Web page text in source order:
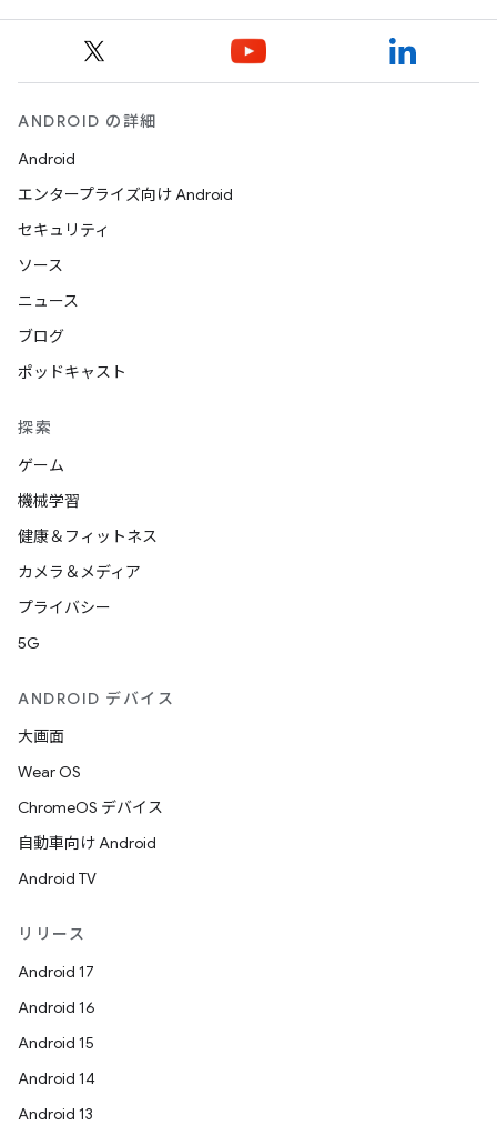
ANDROID の詳細
Android
エンタープライズ向け Android
セキュリティ
ソース
ニュース
ブログ
ポッドキャスト
探索
ゲーム
機械学習
健康＆フィットネス
カメラ＆メディア
プライバシー
5G
ANDROID デバイス
大画面
Wear OS
ChromeOS デバイス
自動車向け Android
Android TV
リリース
Android 17
Android 16
Android 15
Android 14
Android 13